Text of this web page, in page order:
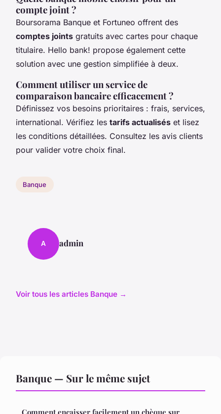
compte joint ?
Boursorama Banque et Fortuneo offrent des
comptes joints gratuits avec cartes pour chaque
titulaire. Hello bank! propose également cette
solution avec une gestion simplifiée à deux.
Comment utiliser un service de
comparaison bancaire efficacement ?
Définissez vos besoins prioritaires : frais, services,
international. Vérifiez les tarifs actualisés et lisez
les conditions détaillées. Consultez les avis clients
pour valider votre choix final.
Banque
A admin
Voir tous les articles Banque →
Banque — Sur le même sujet
Comment encaisser facilement un chèque sur